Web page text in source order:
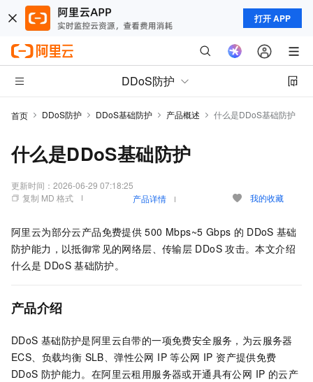
打开 APP
DDoS防护
首页 DDoS防护 DDoS基础防护 产品概述 什么是DDoS基础防护
什么是DDoS基础防护
更新时间： 2026-06-29 07:18:25
复制 MD 格式
产品详情 我的收藏
阿里云为部分云产品免费提供 500 Mbps~5 Gbps 的 DDoS 基础
防护能力，以抵御常见的网络层、传输层 DDoS 攻击。本文介绍
什么是 DDoS 基础防护。
产品介绍
DDoS 基础防护是阿里云自带的一项免费安全服务，为云服务器
ECS、负载均衡 SLB、弹性公网 IP 等公网 IP 资产提供免费
DDoS 防护能力。在阿里云租用服务器或开通具有公网 IP 的云产